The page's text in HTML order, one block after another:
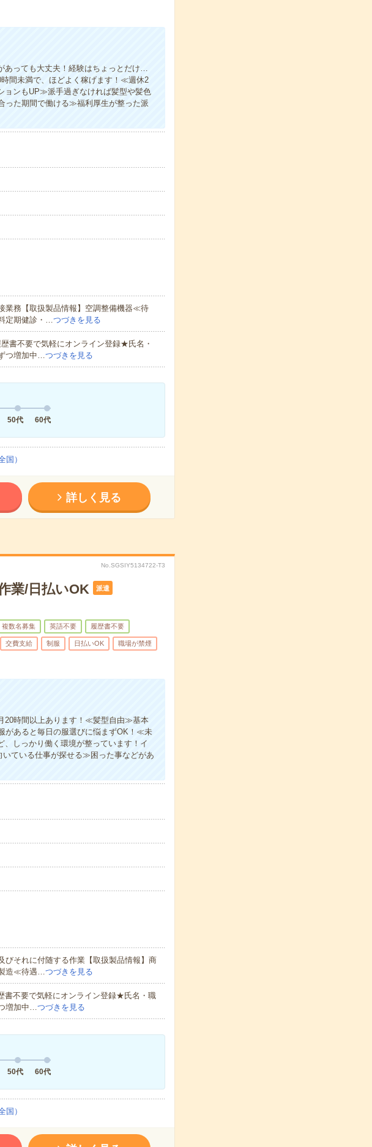
っても大丈夫！経験はちょっとだけ…
間未満で、ほどよく稼げます！≪週休2
ョンもUP≫派手過ぎなければ髪型や髪色
った期間で働ける≫福利厚生が整った派
業務【取扱製品情報】空調整備機器≪待
定期健診・…つづきを見る
書不要で気軽にオンライン登録★氏名・
つ増加中…つづきを見る
50代 60代
）
詳しく見る
No.SGSIY5134722-T3
業/日払いOK 派遣
複数名募集 英語不要 履歴書不要
交費支給 制服 日払いOK 職場が禁煙
20時間以上あります！≪髪型自由≫基本
があると毎日の服選びに悩まずOK！≪未
しっかり働く環境が整っています！イ
ている仕事が探せる≫困った事などがあ
びそれに付随する作業【取扱製品情報】商
製造≪待遇…つづきを見る
書不要で気軽にオンライン登録★氏名・職
増加中…つづきを見る
50代 60代
）